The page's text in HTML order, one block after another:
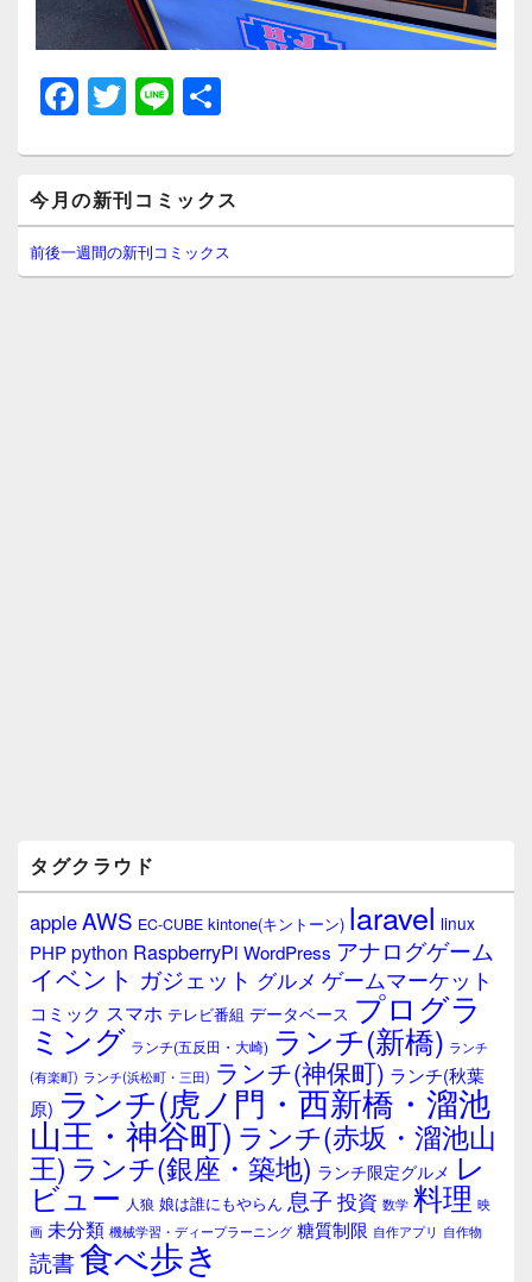
F
a
c
e
b
o
T
wi
tt
er
Li
n
e
イ
ン
サ
イ
今月の新刊コミックス
前後一週間の新刊コミックス
タグクラウド
appleAWS EC-CUBE kintone(キントーン) laravel linux
PHPpython RaspberryPi WordPress アナログゲーム
イベント ガジェット グルメ ゲームマーケット
コミック スマホ テレビ番組 データベース プログラ
ミング ランチ(五反田・大崎) ランチ(新橋) ランチ
(有楽町) ランチ(浜松町・三田) ランチ(神保町) ランチ(秋葉
原) ランチ(虎ノ門・西新橋・溜池
山王・神谷町) ランチ(赤坂・溜池山
王) ランチ(銀座・築地) ランチ限定グルメ レ
ビュー 人狼 娘は誰にもやらん 息子 投資 数学 料理 映
画 未分類 機械学習・ディープラーニング 糖質制限 自作アプリ 自作物
読書食べ歩き